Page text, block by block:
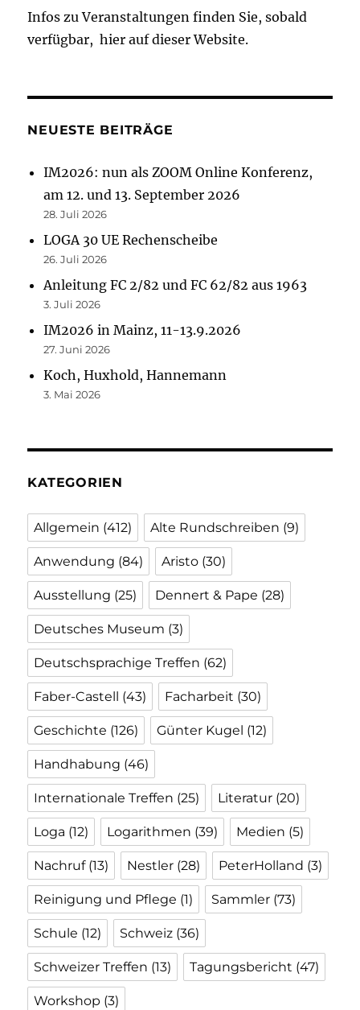
Infos zu Veranstaltungen finden Sie, sobald
verfügbar, hier auf dieser Website.
NEUESTE BEITRÄGE
IM2026: nun als ZOOM Online Konferenz,
am 12. und 13. September 2026
28. Juli 2026
LOGA 30 UE Rechenscheibe
26. Juli 2026
Anleitung FC 2/82 und FC 62/82 aus 1963
3. Juli 2026
IM2026 in Mainz, 11-13.9.2026
27. Juni 2026
Koch, Huxhold, Hannemann
3. Mai 2026
KATEGORIEN
Allgemein (412) Alte Rundschreiben (9)
Anwendung (84) Aristo (30)
Ausstellung (25) Dennert & Pape (28)
Deutsches Museum (3)
Deutschsprachige Treffen (62)
Faber-Castell (43) Facharbeit (30)
Geschichte (126) Günter Kugel (12)
Handhabung (46)
Internationale Treffen (25) Literatur (20)
Loga (12) Logarithmen (39) Medien (5)
Nachruf(13) Nestler (28) PeterHolland (3)
Reinigung und Pflege (1) Sammler (73)
Schule (12) Schweiz (36)
Schweizer Treffen (13) Tagungsbericht (47)
Workshop (3)